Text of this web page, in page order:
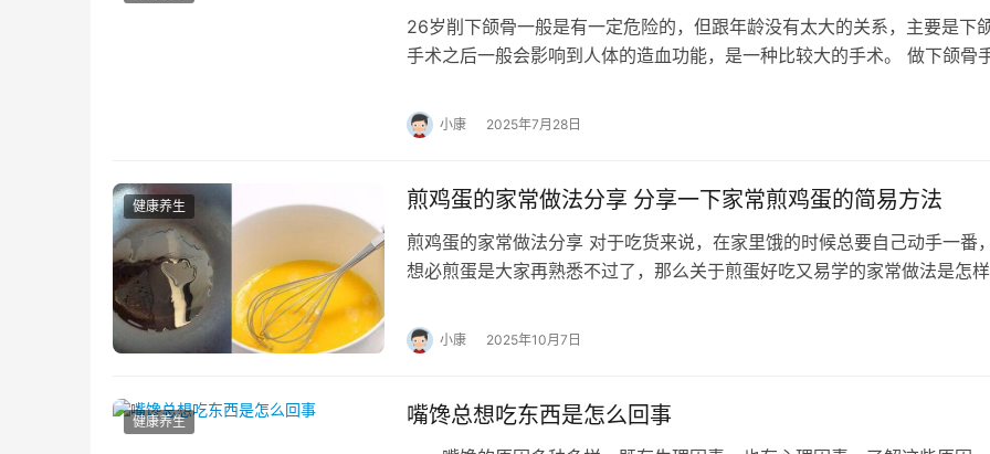
26岁削下颌骨一般是有一定危险的，但跟年龄没有太大的关系，主要是下
手术之后一般会影响到人体的造血功能，是一种比较大的手术。 做下颌骨
小康 2025年7月28日
健康养生 煎鸡蛋的家常做法分享 分享一下家常煎鸡蛋的简易方法
煎鸡蛋的家常做法分享 对于吃货来说，在家里饿的时候总要自己动手一番
想必煎蛋是大家再熟悉不过了，那么关于煎蛋好吃又易学的家常做法是怎样
小康 2025年10月7日
健康养生 嘴馋总想吃东西是怎么回事